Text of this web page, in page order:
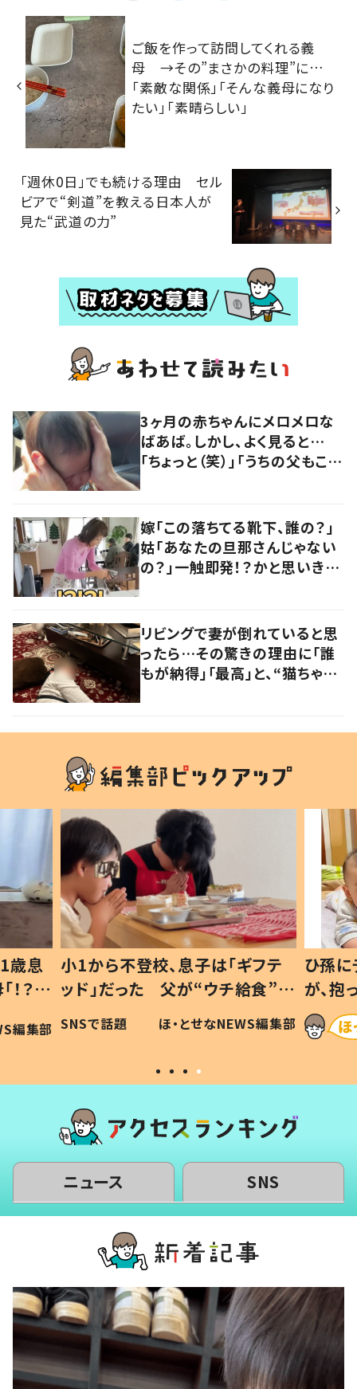
ご飯を作って訪問してくれる義
母 →その”まさかの料理”に…
「素敵な関係」「そんな義母になり
たい」「素晴らしい」
「週休0日」でも続ける理由 セル
ビアで“剣道”を教える日本人が
見た“武道の力”
3ヶ月の赤ちゃんにメロメロな
ばあば。しかし、よく見ると…
「ちょっと（笑）」「うちの父もこう
嫁「この落ちてる靴下、誰の？」
姑「あなたの旦那さんじゃない
の？」一触即発！？かと思いき
リビングで妻が倒れていると思
ったら…その驚きの理由に「誰
もが納得」「最高」と、“猫ちゃん
歳息
？」
編集部
小1から不登校、息子は「ギフテ
ッド」だった 父が“ウチ給食”を
作り続ける理由とは #令和の親
#令和の子
SNSで話題 ほ・とせなNEWS編集部
ひ孫
が、
「涙が
い」
ニュース SNS